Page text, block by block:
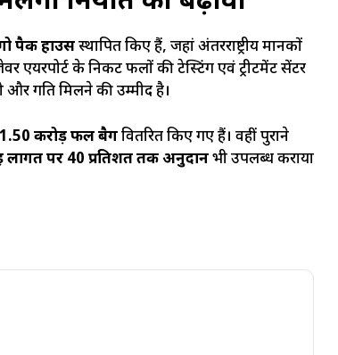
पैक हाउसस्थापित किए हैं, जहां अंतरराष्ट्रीय मानकों
एयरपोर्ट के निकट फलों की टेस्टिंग एवं ट्रीटमेंट सेंटर
और गति मिलने की उम्मीद है।
करोड़ फल बैगवितरित किए गए हैं। वहीं पुराने
लागत पर 40 प्रतिशत तक अनुदानभी उपलब्ध कराया